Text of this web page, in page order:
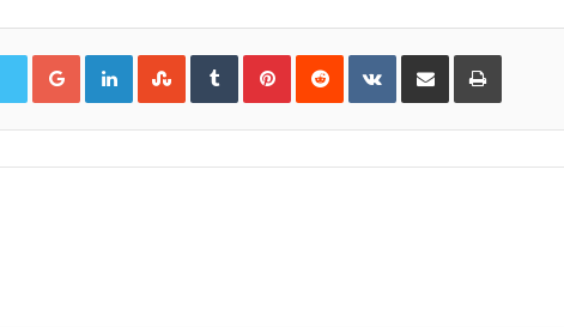
Google+LinkedInStumbleUpon
TumblrPinterestReddit VKontakteShare
Email
Print